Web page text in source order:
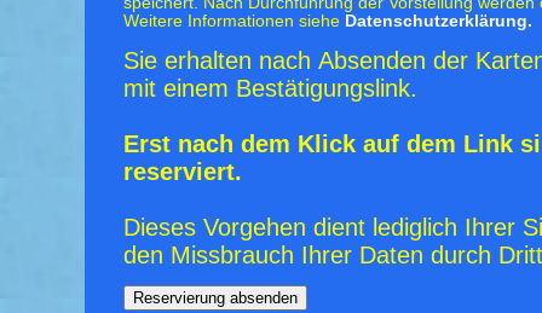
Weitere Informationen siehe Datenschutzerklärung.
Sie erhalten nach Absenden der
mit einem Bestätigungslink.
Erst nach dem Klick auf dem Link
reserviert.
Dieses Vorgehen dient lediglich Ihrer
den Missbrauch Ihrer Daten durch